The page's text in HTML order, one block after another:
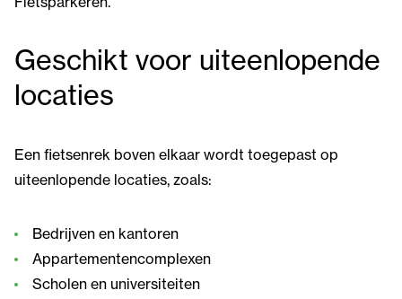
Geschikt voor uiteenlopende
locaties
Een fietsenrek boven elkaar wordt toegepast op
uiteenlopende locaties, zoals:
Bedrijven en kantoren
Appartementencomplexen
Scholen en universiteiten